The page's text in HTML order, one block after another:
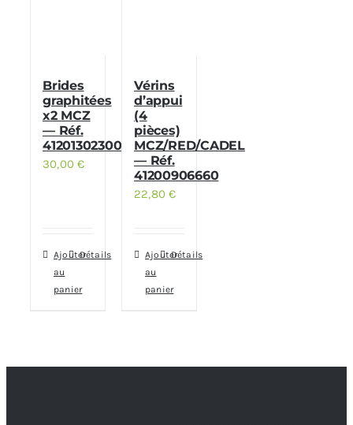
Brides
graphitées
x2 MCZ
— Réf.
41201302300
30,00€
Ajouter
au
panier
Détails
Vérins
d’appui
(4
pièces)
MCZ/RED/CADEL
— Réf.
41200906660
22,80€
Ajouter
au
panier
Détails